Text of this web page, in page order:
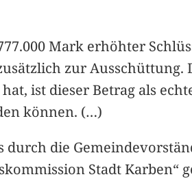
Mark erhöhter
zur
ist dieser Betrag als
können. (…)
die
Stadt Karben“